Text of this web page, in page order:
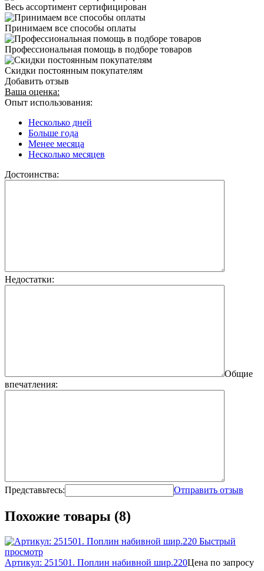
Весь ассортимент сертифицирован
Принимаем все способы оплаты
Профессиональная помощь в подборе товаров
Скидки постоянным покупателям
Добавить отзыв
Ваша оценка:
Опыт использования:
Несколько дней
Больше года
Менее месяца
Несколько месяцев
Достоинства:
Недостатки:
Общие
впечатления:
Представьтесь: Отправить отзыв
Похожие товары (8)
Быстрый
просмотр
Артикул: 251501. Поплин набивной шир.220Цена по запросу